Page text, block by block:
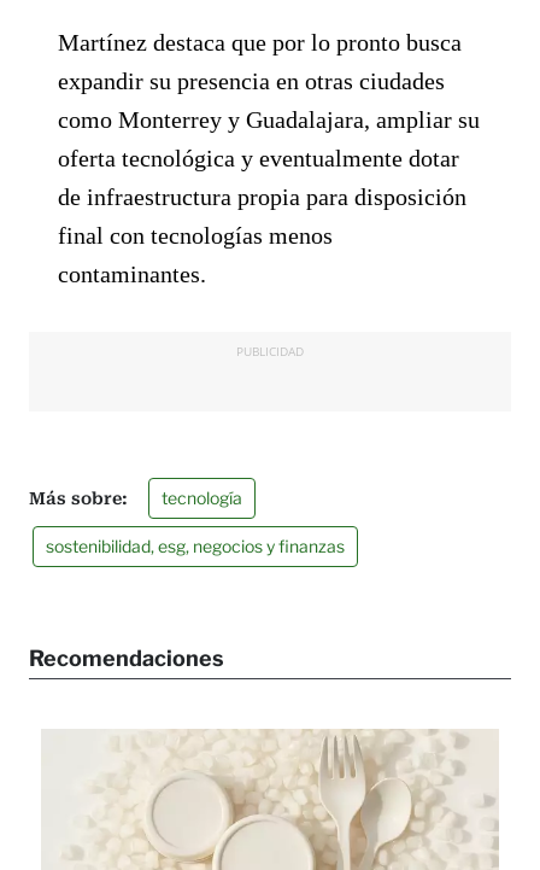
Martínez destaca que por lo pronto busca
expandir su presencia en otras ciudades
como Monterrey y Guadalajara, ampliar su
oferta tecnológica y eventualmente dotar
de infraestructura propia para disposición
final con tecnologías menos
contaminantes.
PUBLICIDAD
tecnología
sostenibilidad, esg, negocios y finanzas
Recomendaciones